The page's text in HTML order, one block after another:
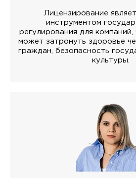
Лицензирование
инструментом
регулирования для компаний,
может затронуть здоровье
граждан, безопасность
культуры.